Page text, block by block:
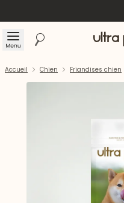
Menu Rechercher Accueil
Accueil Chien Friandises chien